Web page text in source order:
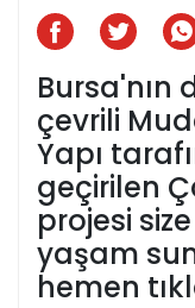
Bursa'nın
çevrili
Yapı
geçirilen
projesi
yaşam
hemen